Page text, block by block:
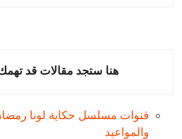
هنا ستجد مقالات قد
والمواعيد